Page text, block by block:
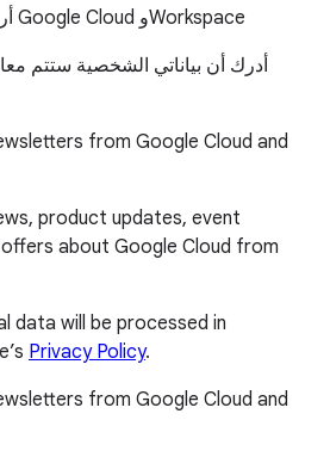
أريد تلقّي نشرات إخبارية من Google Cloud وWorkspace
أدرك أن بياناتي الشخصية ستتم
from Google Cloud and
product updates, event
about Google Cloud from
data will be processed in
Privacy Policy.
from Google Cloud and